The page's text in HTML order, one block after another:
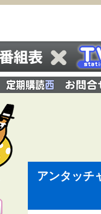
アンタッチ